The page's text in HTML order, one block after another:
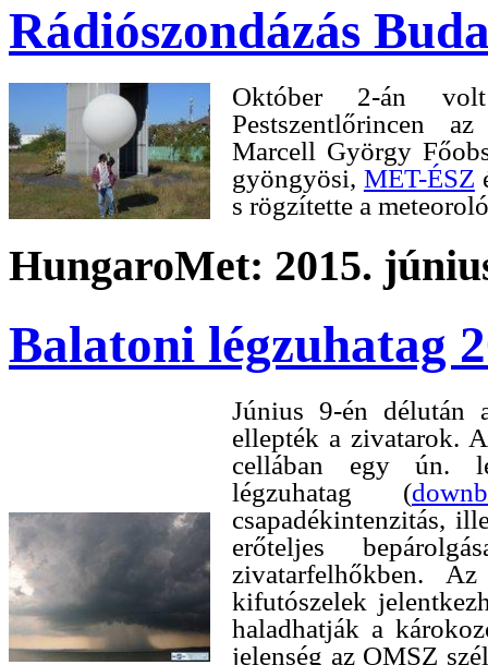
Rádiószondázás
Október 2-án
Pestszentlőrincen
Marcell György
gyöngyösi, MET-ÉSZ
s rögzítette a
HungaroMet: 2015.
Balatoni légzuhatag
Június 9-én
ellepték a zivatarok.
cellában egy ún.
légzuhatag (
csapadékintenzitás,
erőteljes
zivatarfelhőkben.
kifutószelek
haladhatják a
jelenség az OMSZ